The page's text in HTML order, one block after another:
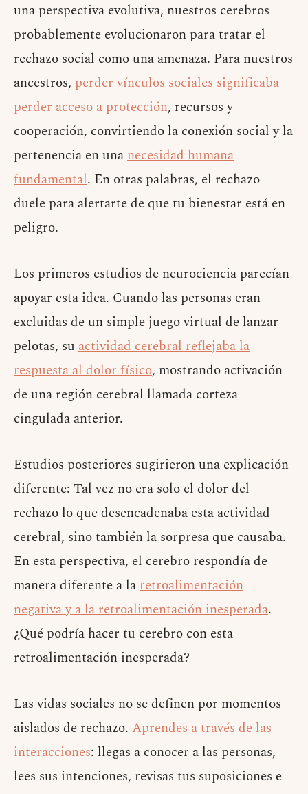
una perspectiva evolutiva, nuestros cerebros
probablemente evolucionaron para tratar el
rechazo social como una amenaza. Para nuestros
ancestros, perder vínculos sociales significaba
perder acceso a protección, recursos y
cooperación, convirtiendo la conexión social y la
pertenencia en unanecesidad humana
fundamental. En otras palabras, el rechazo
duele para alertarte de que tu bienestar está en
peligro.
Los primeros estudios de neurociencia parecían
apoyar esta idea. Cuando las personas eran
excluidas de un simple juego virtual de lanzar
pelotas, su actividad cerebral reflejaba la
respuesta al dolor físico, mostrando activación
de una región cerebral llamada corteza
cingulada anterior.
Estudios posteriores sugirieron una explicación
diferente: Tal vez no era solo el dolor del
rechazo lo que desencadenaba esta actividad
cerebral, sino también la sorpresa que causaba.
En esta perspectiva, el cerebro respondía de
manera diferente a laretroalimentación
negativa y a la retroalimentación inesperada.
¿Qué podría hacer tu cerebro con esta
retroalimentación inesperada?
Las vidas sociales no se definen por momentos
aislados de rechazo. Aprendes a través de las
interacciones: llegas a conocer a las personas,
lees sus intenciones, revisas tus suposiciones e